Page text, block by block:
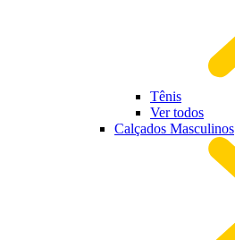
Tênis
Ver todos
Calçados Masculinos